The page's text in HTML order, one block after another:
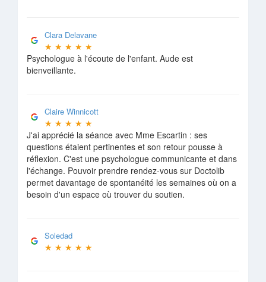
Clara Delavane
★ ★ ★ ★ ★
Psychologue à l'écoute de l'enfant. Aude est
bienveillante.
Claire Winnicott
★ ★ ★ ★ ★
J'ai apprécié la séance avec Mme Escartin : ses
questions étaient pertinentes et son retour pousse à
réflexion. C'est une psychologue communicante et dans
l'échange. Pouvoir prendre rendez-vous sur Doctolib
permet davantage de spontanéité les semaines où on a
besoin d'un espace où trouver du soutien.
Soledad
★ ★ ★ ★ ★